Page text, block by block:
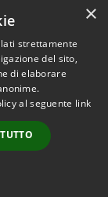
×
strettamente
del sito,
di elaborare
al seguente link